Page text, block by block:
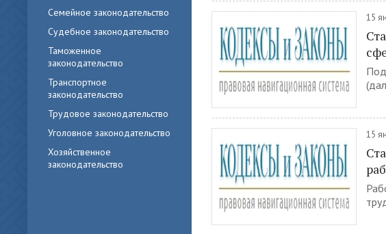
Семейное законодательство
Судебное законодательство
Таможенное
законодательство
Транспортное
законодательство
Трудовое законодательство
Уголовное законодательство
Хозяйственное
законодательство
15
15